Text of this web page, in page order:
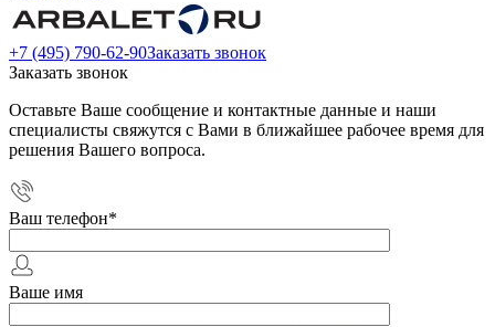
+7 (495) 790-62-90Заказать звонок
Заказать звонок
Оставьте Ваше сообщение и контактные данные и наши
специалисты свяжутся с Вами в ближайшее рабочее время для
решения Вашего вопроса.
Ваш телефон*
Ваше имя